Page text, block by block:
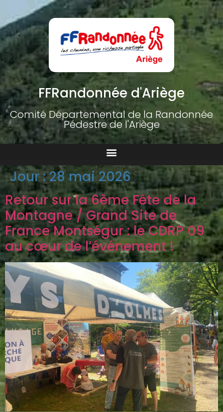
FFRandonnée d'Ariège
Comité Départemental de la Randonnée
Pédestre de l'Ariège
Jour :28 mai 2026
Retour sur la 6ème Fête de la
Montagne / Grand Site de
France Montségur : le CDRP 09
au cœur de l’événement !